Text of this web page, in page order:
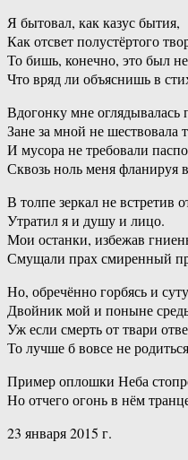
Я бытовал, как казус бытия,
Как отсвет полустёртого
То бишь, конечно, это был
Что вряд ли объяснишь в
Вдогонку мне оглядывалась
Зане за мной не шествовала
И мусора не требовали
Сквозь ноль меня фланируя
В толпе зеркал не встретив
Утратил я и душу и лицо.
Мои останки, избежав
Смущали прах смиренный
Но, обречённо горбясь и
Двойник мой и поныне
Уж если смерть от твари
То лучше б вовсе не
Пример оплошки Неба
Но отчего огонь в нём
23 января 2015 г.